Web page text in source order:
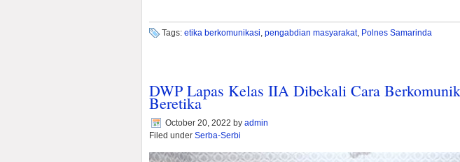
Tags: etika berkomunikasi, pengabdian masyarakat, Polnes Samarinda
DWP Lapas Kelas IIA Dibekali Cara
Beretika
October 20, 2022 by admin
Filed under Serba-Serbi